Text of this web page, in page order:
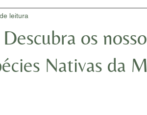
os
Nativas da
leitura